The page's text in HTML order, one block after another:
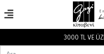
3000 TL VE